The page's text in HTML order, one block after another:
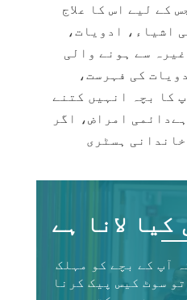
کے لیے اس کا علاج
اشیاء، ادویات،
سے ہونے والی
کی فہرست،
کا بچہ انہیں کتنے
امراض، اگر
ہسٹری
لانا ہے
آپ کے بچے کو مہلک
سوٹ کیس پیک کرنا